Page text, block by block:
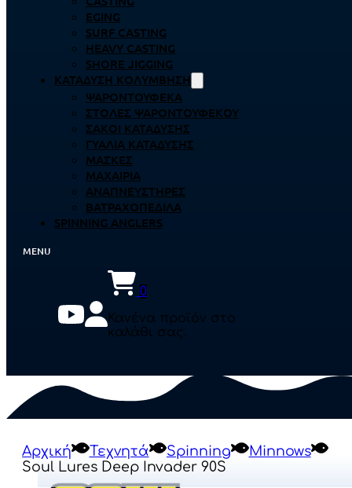
EGING
SURF CASTING
HEAVY CASTING
SHORE JIGGING
ΚΑΤΆΔΥΣΗ ΚΟΛΎΜΒΗΣΗ
ΨΑΡΟΝΤΟΎΦΕΚΑ
ΣΤΟΛΈΣ ΨΑΡΟΝΤΟΎΦΕΚΟΥ
ΣΆΚΟΙ ΚΑΤΆΔΥΣΗΣ
ΓΥΑΛΙΆ ΚΑΤΆΔΥΣΗΣ
ΜΆΣΚΕΣ
ΜΑΧΑΊΡΙΑ
ΑΝΑΠΝΕΥΣΤΉΡΕΣ
ΒΑΤΡΑΧΟΠΈΔΙΛΑ
SPINNING ANGLERS
0
Κανένα προϊόν στο
καλάθι σας.
Αρχική Τεχνητά Spinning
Minnows
Soul Lures Deep Invader 90S